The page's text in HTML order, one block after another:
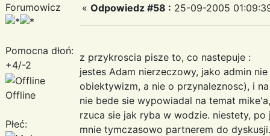
Forumowicz
Pomocna dłoń:
+4/-2
Offline
Płeć:
« Odpowiedz #58 : 25-09-2005
z przykroscia pisze to, co nastepuje :
jestes Adam nierzeczowy, jako admin
obiektywizm, a nie o przynaleznosc), i
nie bede sie wypowiadal na temat
rzuca sie jak ryba w wodzie. niestety,
mnie tymczasowo partnerem do